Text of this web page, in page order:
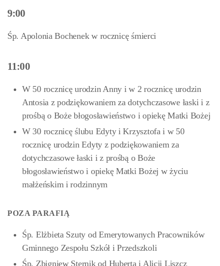
9:00
Śp. Apolonia Bochenek w rocznicę śmierci
11:00
W 50 rocznicę urodzin Anny i w 2 rocznicę urodzin
Antosia z podziękowaniem za dotychczasowe łaski i z
prośbą o Boże błogosławieństwo i opiekę Matki Bożej
W 30 rocznicę ślubu Edyty i Krzysztofa i w 50
rocznicę urodzin Edyty z podziękowaniem za
dotychczasowe łaski i z prośbą o Boże
błogosławieństwo i opiekę Matki Bożej w życiu
małżeńskim i rodzinnym
POZA PARAFIĄ
Śp. Elżbieta Szuty od Emerytowanych Pracowników
Gminnego Zespołu Szkół i Przedszkoli
Śp. Zbigniew Sternik od Huberta i Alicji Liszcz